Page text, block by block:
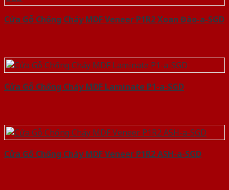
Cửa Gỗ Chống Cháy MDF Veneer P1R2 Xoan Đào-a-SGD
Cửa Gỗ Chống Cháy MDF Laminate P1-a-SGD
Cửa Gỗ Chống Cháy MDF Veneer P1R2 ASH-a-SGD